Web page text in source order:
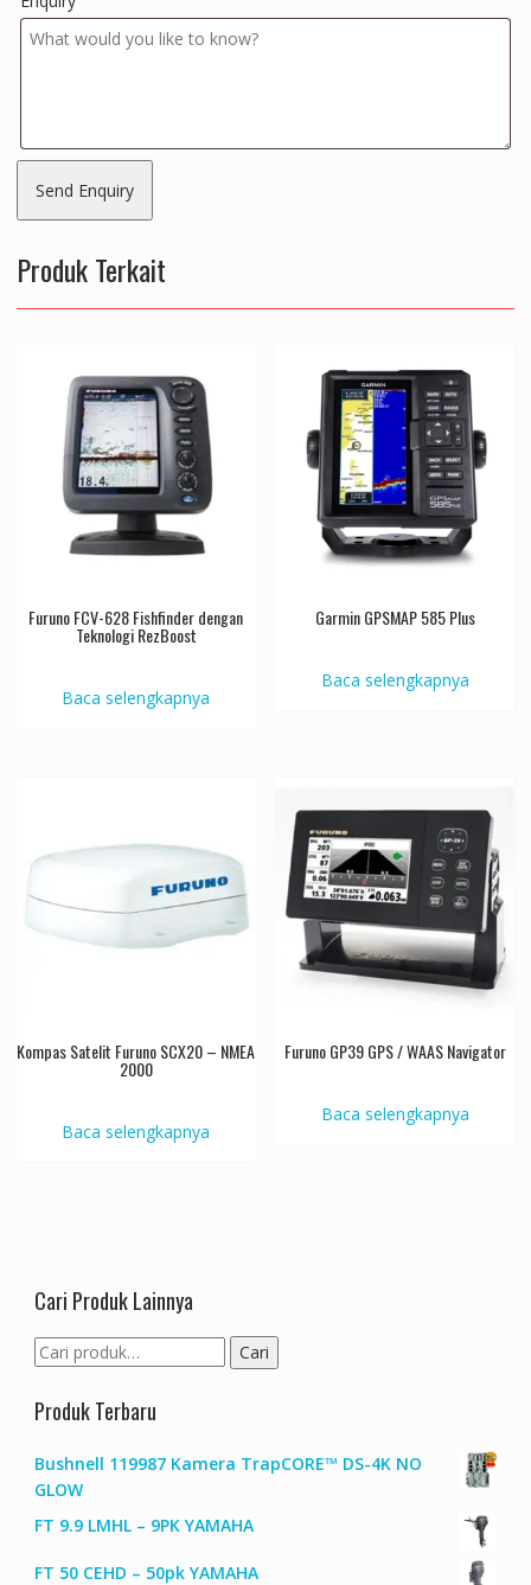
Produk Terkait
Furuno FCV-628 Fishfinder dengan
Teknologi RezBoost
Baca selengkapnya
Garmin GPSMAP 585 Plus
Baca selengkapnya
Kompas Satelit Furuno SCX20 – NMEA
2000
Baca selengkapnya
Furuno GP39 GPS / WAAS Navigator
Baca selengkapnya
Cari Produk Lainnya
Pencarian
untuk:
Cari
Produk Terbaru
Bushnell 119987 Kamera TrapCORE™ DS-4K NO
GLOW
FT 9.9 LMHL – 9PK YAMAHA
FT 50 CEHD – 50pk YAMAHA